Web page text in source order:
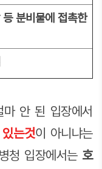
분비물에 접촉한
안 된 입장에서
는것이 아니냐는
청 입장에서는 호